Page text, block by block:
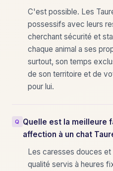
C'est possible. Les
possessifs avec leurs
cherchant sécurité et
chaque animal a ses
surtout, son temps
de son territoire et de
pour lui.
Quelle est la meilleure
affection à un chat
Les caresses douces
qualité servis à heures